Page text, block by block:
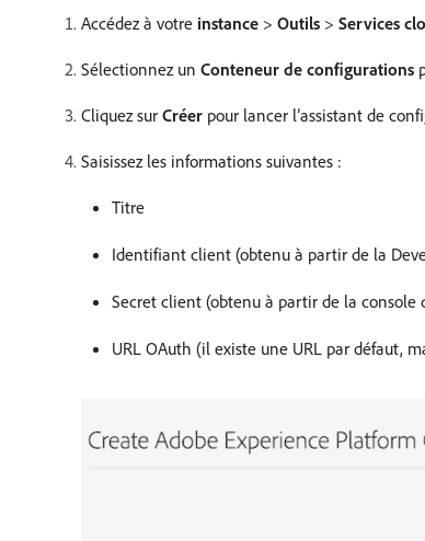
Accédez à votre instance > Outils > Services
Sélectionnez un Conteneur de configurations
Cliquez sur Créer pour lancer l’assistant de
Saisissez les informations suivantes :
Titre
Identifiant client (obtenu à partir de la
Secret client (obtenu à partir de la console
URL OAuth (il existe une URL par défaut,